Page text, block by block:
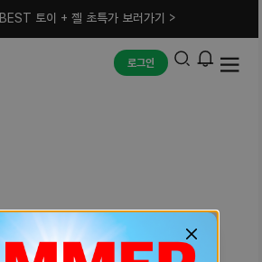
BEST 토이 + 젤 초특가 보러가기 >
로그인